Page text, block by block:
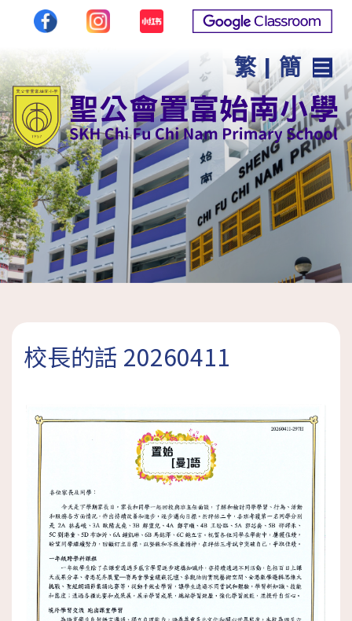
繁 |簡
校長的話 20260411